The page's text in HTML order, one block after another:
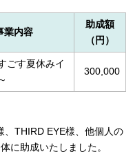
業内容
助成額
（円）
ごす夏休みイ
300,000
、THIRD EYE様、他個人の
に助成いたしました。